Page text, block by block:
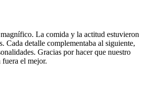
La comida y la actitud estuvieron
Cada detalle complementaba al siguiente,
Gracias por hacer que nuestro
fuera el mejor.